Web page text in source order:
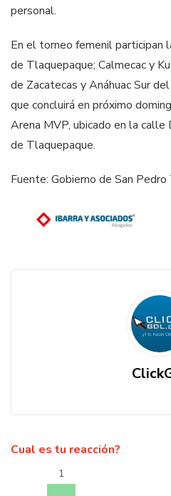
personal.
En el torneo femenil participan
de Tlaquepaque; Calmecac y
de Zacatecas y Anáhuac Sur
que concluirá en próximo
Arena MVP, ubicado en la
de Tlaquepaque.
Fuente: Gobierno de San
Cual es tu reacción?
1